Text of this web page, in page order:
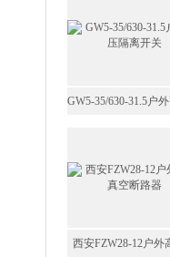
GW5-35/630-31.5户
西安FZW28-12户外